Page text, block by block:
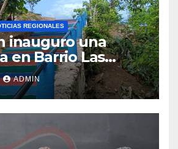
REGIONALES
inauguro una
en Barrio Las
en Barra de
Miguel del
ADMIN